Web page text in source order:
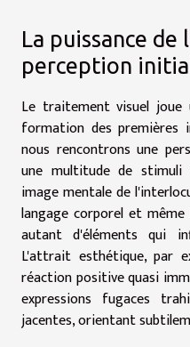
La puissance de
perception
Le traitement visuel
formation des premières
nous rencontrons une
une multitude de stimuli
image mentale de
langage corporel et
autant d'éléments qui
L'attrait esthétique, par
réaction positive quasi
expressions fugaces
jacentes, orientant